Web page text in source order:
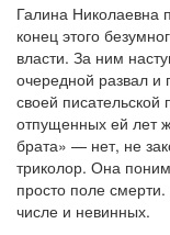
Галина Николаевна
конец этого
власти. За ним
очередной развал
своей
отпущенных ей лет
брата» — нет, не
триколор. Она
просто поле
числе и невинных.